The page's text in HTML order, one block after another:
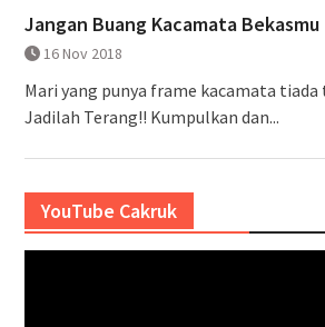
Jangan Buang Kacamata Bekasmu
16 Nov 2018
Mari yang punya frame kacamata tiada
Jadilah Terang!! Kumpulkan dan...
YouTube Cakruk